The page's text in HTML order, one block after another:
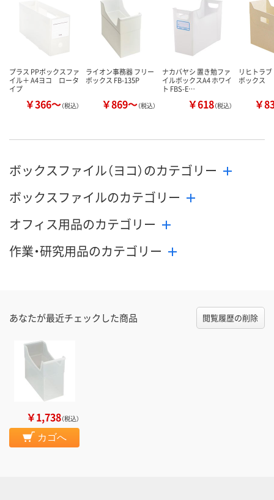
カゴへ カゴへ
プラス PPボックスファ
イル＋ A4ヨコ ロータ
イプ
￥366～（税込）
ライオン事務器 フリー
ボックス FB-135P
￥869～（税込）
ナカバヤシ 置き勉ファ
イルボックスA4 ホワイ
ト FBS-E…
￥618（税込）
リヒトラ
ボックス
￥
ボックスファイル（ヨコ）のカテゴリー
ボックスファイルのカテゴリー
オフィス用品のカテゴリー
作業・研究用品のカテゴリー
あなたが最近チェックした商品 閲覧履歴の削除
￥1,738（税込）
カゴへ